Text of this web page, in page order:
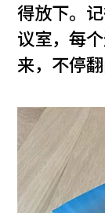
得放下。
议室，每
来，不停翻